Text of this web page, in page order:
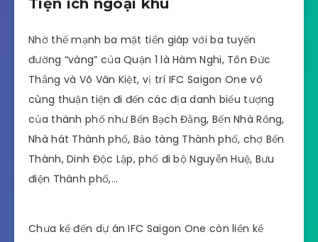
Tiện ích ngoại khu
Nhờ thế mạnh ba mặt tiền giáp với ba tuyến
đường “vàng” của Quận 1 là Hàm Nghi, Tôn Đức
Thắng và Võ Văn Kiệt, vị trí IFC Saigon One vô
cùng thuận tiện đi đến các địa danh biểu tượng
của thành phố như Bến Bạch Đằng, Bến Nhà Rồng,
Nhà hát Thành phố, Bảo tàng Thành phố, chợ Bến
Thành, Dinh Độc Lập, phố đi bộ Nguyễn Huệ, Bưu
điện Thành phố,…
Chưa kể đến dự án IFC Saigon One còn liền kề